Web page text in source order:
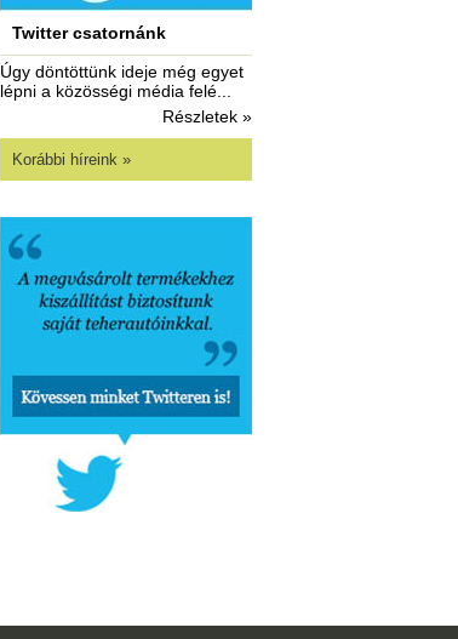
Twitter csatornánk
Úgy döntöttünk ideje még egyet
lépni a közösségi média felé...
Részletek »
Korábbi híreink »